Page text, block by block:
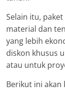
Selain itu,
material dan
yang lebih
diskon khusus
atau untuk
Berikut ini